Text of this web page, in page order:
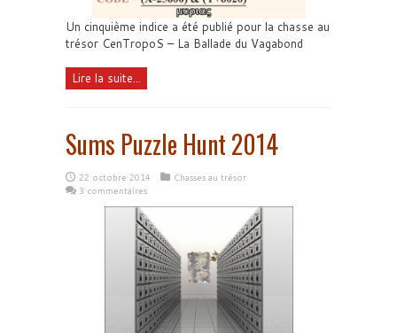
Un cinquième indice a été publié pour la chasse au
trésor CenTropoS – La Ballade du Vagabond
Lire la suite...
Sums Puzzle Hunt 2014
22 octobre 2014
Chasses au trésor
3 commentaires